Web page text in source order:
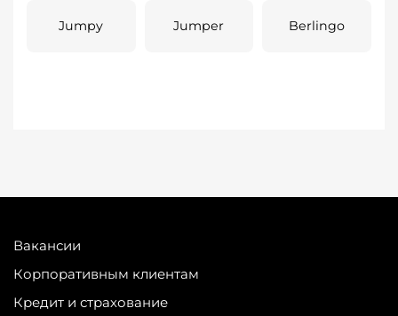
Jumpy Jumper Berlingo
Вакансии
Корпоративным клиентам
Кредит и страхование